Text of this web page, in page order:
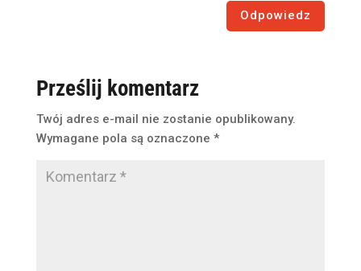
Odpowiedz
Prześlij komentarz
Twój adres e-mail nie zostanie opublikowany.
Wymagane pola są oznaczone *